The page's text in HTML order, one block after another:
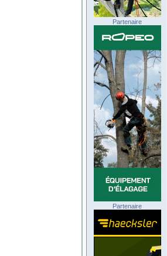
Partenaire
Partenaire